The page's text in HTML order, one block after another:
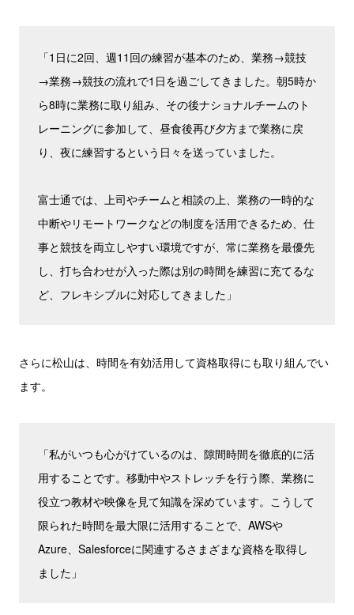
「1日に2回、週11回の練習が基本のため、業務→競技
→業務→競技の流れで1日を過ごしてきました。朝5時か
ら8時に業務に取り組み、その後ナショナルチームのト
レーニングに参加して、昼食後再び夕方まで業務に戻
り、夜に練習するという日々を送っていました。
富士通では、上司やチームと相談の上、業務の一時的な
中断やリモートワークなどの制度を活用できるため、仕
事と競技を両立しやすい環境ですが、常に業務を最優先
し、打ち合わせが入った際は別の時間を練習に充てるな
ど、フレキシブルに対応してきました」
さらに松山は、時間を有効活用して資格取得にも取り組んでい
ます。
「私がいつも心がけているのは、隙間時間を徹底的に活
用することです。移動中やストレッチを行う際、業務に
役立つ教材や映像を見て知識を深めています。こうして
限られた時間を最大限に活用することで、AWSや
Azure、Salesforceに関連するさまざまな資格を取得し
ました」